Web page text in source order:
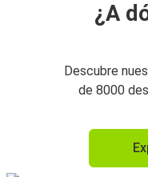
¿A
Descubre
de 8000